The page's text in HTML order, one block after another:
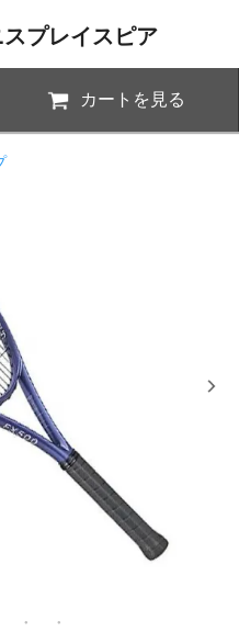
プレイスピア
カートを見る